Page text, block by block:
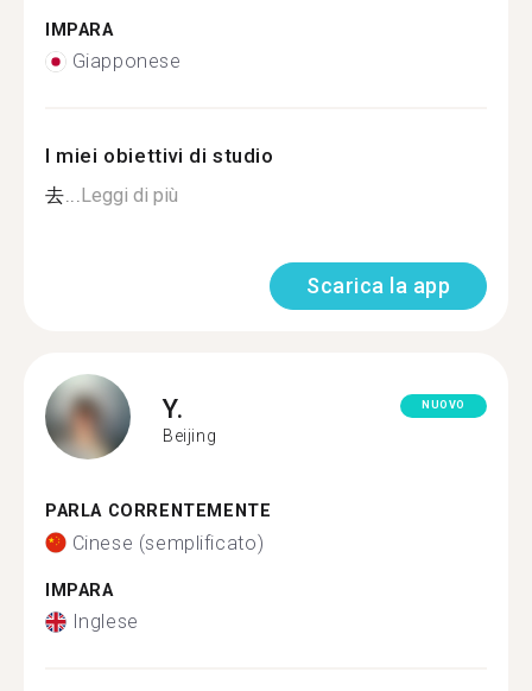
IMPARA
Giapponese
I miei obiettivi di studio
去...Leggi di più
Scarica la app
Y.
Beijing
NUOVO
PARLA CORRENTEMENTE
Cinese (semplificato)
IMPARA
Inglese